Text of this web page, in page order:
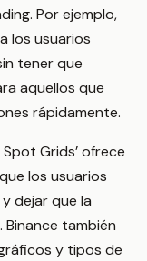
Por ejemplo,
los usuarios
tener que
aquellos que
rápidamente.
Grids’ ofrece
los usuarios
dejar que la
también
y tipos de